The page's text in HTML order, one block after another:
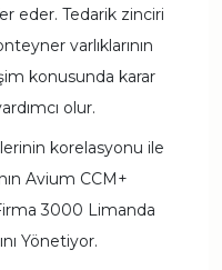
eder. Tedarik zinciri
varlıklarının
konusunda karar
olur.
korelasyonu ile
Avium CCM+
3000 Limanda
Yönetiyor.